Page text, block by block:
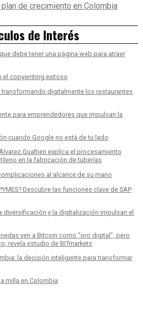
de crecimiento en Colombia
de Interés
debe tener una página web para atraer
el copywriting exitoso
digitalmente los restaurantes
para emprendedores que impulsan la
cuando Google no está de tu lado
Gualtieri explica el procesamiento
en la fabricación de tuberías
al alcance de su mano
Descubre las funciones clave de SAP
y la digitalización impulsan el
ven a Bitcoin como “oro digital”, pero
revela estudio de BITmarkets
la decisión inteligente para transformar
milla en Colombia